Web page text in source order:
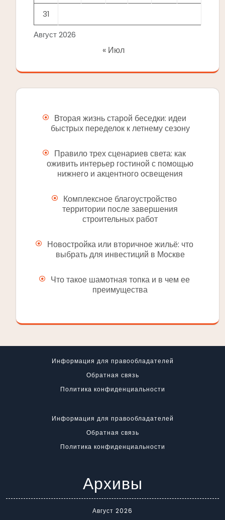
Август 2026
31
« Июл
Вторая жизнь старой беседки: идеи
быстрых переделок к летнему сезону
Правило трех сценариев света: как
оживить интерьер гостиной с помощью
нижнего и акцентного освещения
Комплексное благоустройство
территории после завершения
строительных работ
Новостройка или вторичное жильё: что
выбрать для инвестиций в Москве
Что такое шамотная топка и в чем ее
преимущества
Информация для правообладателей
Обратная связь
Политика конфиденциальности
Информация для правообладателей
Обратная связь
Политика конфиденциальности
Архивы
Август 2026